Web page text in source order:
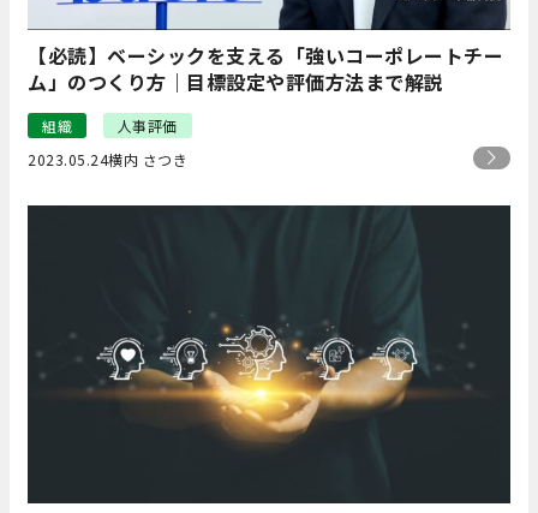
【必読】ベーシックを支える「強いコーポレートチー
ム」のつくり方｜目標設定や評価方法まで解説
組織
人事評価
2023.05.24横内 さつき